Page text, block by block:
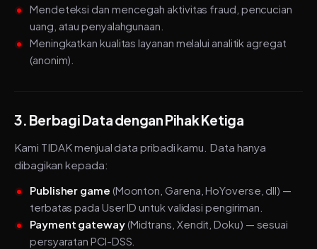
Mendeteksi dan mencegah aktivitas fraud, pencucian
uang, atau penyalahgunaan.
Meningkatkan kualitas layanan melalui analitik agregat
(anonim).
3. Berbagi Data dengan Pihak Ketiga
Kami TIDAK menjual data pribadi kamu. Data hanya
dibagikan kepada:
Publisher game (Moonton, Garena, HoYoverse, dll) —
terbatas pada User ID untuk validasi pengiriman.
Payment gateway(Midtrans, Xendit, Doku) — sesuai
persyaratan PCI-DSS.